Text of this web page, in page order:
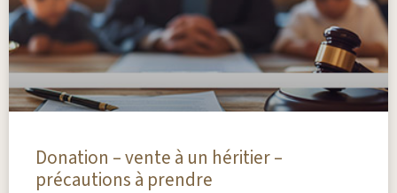
Donation – vente à un héritier –
précautions à prendre